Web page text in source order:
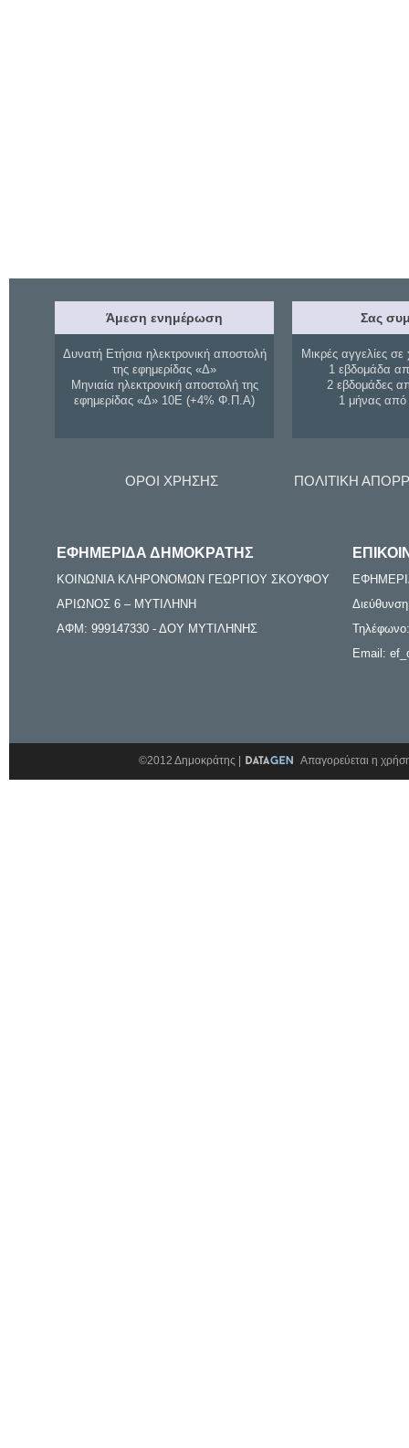
Άμεση ενημέρωση
Δυνατή Ετήσια ηλεκτρονική αποστολή
της εφημερίδας «Δ»
Μηνιαία ηλεκτρονική αποστολή της
εφημερίδας «Δ» 10Ε (+4% Φ.Π.Α)
Σας
Μικρές αγγελίες σε
1 εβδομάδα
2 εβδομάδες
1 μήνας
ΟΡΟΙ ΧΡΗΣΗΣ ΠΟΛΙΤΙΚΗ
ΕΦΗΜΕΡΙΔΑ ΔΗΜΟΚΡΑΤΗΣ
ΚΟΙΝΩΝΙΑ ΚΛΗΡΟΝΟΜΩΝ ΓΕΩΡΓΙΟΥ ΣΚΟΥΦΟΥ
ΑΡΙΩΝΟΣ 6 – ΜΥΤΙΛΗΝΗ
ΑΦΜ: 999147330 - ΔΟΥ ΜΥΤΙΛΗΝΗΣ
Email:
©2012 Δημοκράτης | Απαγορεύεται η